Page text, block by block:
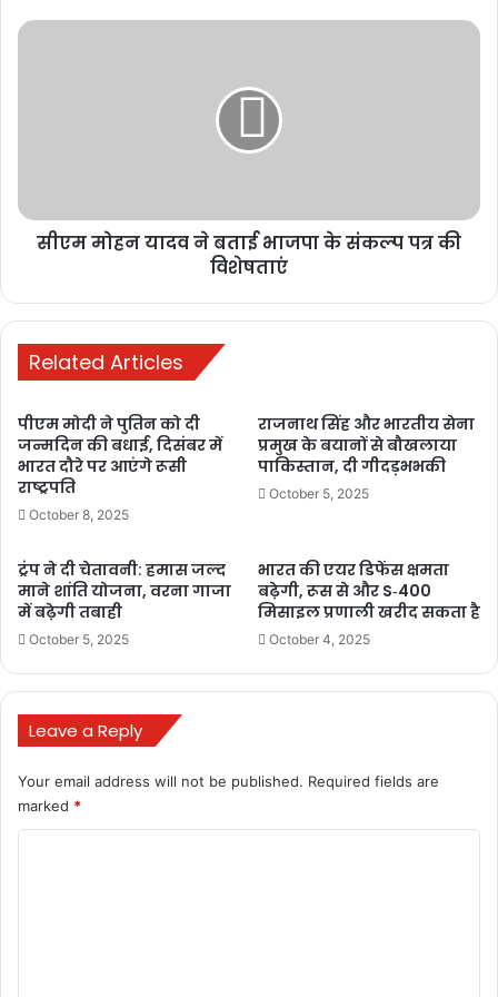
मस्क ने शीर्ष अदालत के खिलाफ दुष्प्रचार अभियान चलाया है।
बीबीसी की एक रिपोर्ट के अनुसार यदि एक्स आदेश का पालन करने में विफल रहता
है, तो उस पर प्रति दिन 100,000 रियास (19,774 अमेरिकी डॉलर) का जुर्माना
Buland Hindustan
BULAND HINDUSTAN
सीएम मोहन यादव ने बताई भाजपा के संकल्‍प पत्र की
विशेषताएं
Related Articles
पीएम मोदी ने पुतिन को दी
जन्मदिन की बधाई, दिसंबर में
भारत दौरे पर आएंगे रूसी
राष्ट्रपति
October 8, 2025
राजनाथ सिंह और भारतीय सेना
प्रमुख के बयानों से बौखलाया
पाकिस्तान, दी गीदड़भभकी
October 5, 2025
ट्रंप ने दी चेतावनी: हमास जल्द
माने शांति योजना, वरना गाजा
में बढ़ेगी तबाही
October 5, 2025
भारत की एयर डिफेंस क्षमता
बढ़ेगी, रूस से और S‑400
मिसाइल प्रणाली खरीद सकता है
October 4, 2025
Leave a Reply
Your email address will not be published. Required fields are
marked *